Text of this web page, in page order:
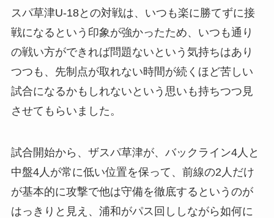
スパ草津U-18との対戦は、いつも楽に勝てずに接
戦になるという印象が強かったため、いつも通り
の戦い方ができれば問題ないという気持ちはあり
つつも、先制点が取れない時間が続くほど苦しい
試合になるかもしれないという思いも持ちつつ見
させてもらいました。
試合開始から、ザスパ草津が、バックライン4人と
中盤4人が常に低い位置を保って、前線の2人だけ
が基本的に攻撃で他は守備を徹底するというのが
はっきりと見え、浦和がパス回ししながら如何に